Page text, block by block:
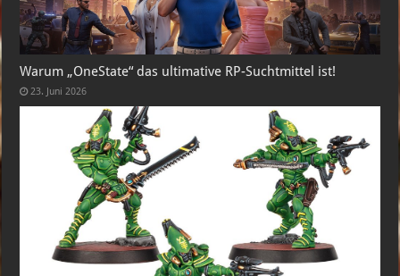
Warum „OneState“ das ultimative RP-Suchtmittel ist!
23. Juni 2026